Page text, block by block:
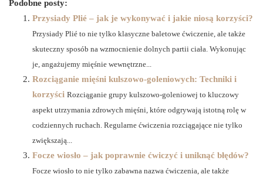
Podobne posty:
Przysiady Plié – jak je wykonywać i jakie niosą korzyści?
Przysiady Plié to nie tylko klasyczne baletowe ćwiczenie, ale także
skuteczny sposób na wzmocnienie dolnych partii ciała. Wykonując
je, angażujemy mięśnie wewnętrzne...
Rozciąganie mięśni kulszowo-goleniowych: Techniki i
korzyści Rozciąganie grupy kulszowo-goleniowej to kluczowy
aspekt utrzymania zdrowych mięśni, które odgrywają istotną rolę w
codziennych ruchach. Regularne ćwiczenia rozciągające nie tylko
zwiększają...
Focze wiosło – jak poprawnie ćwiczyć i uniknąć błędów?
Focze wiosło to nie tylko zabawna nazwa ćwiczenia, ale także